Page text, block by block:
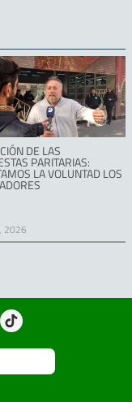
DE LAS
PARITARIAS:
LA VOLUNTAD LOS
2026